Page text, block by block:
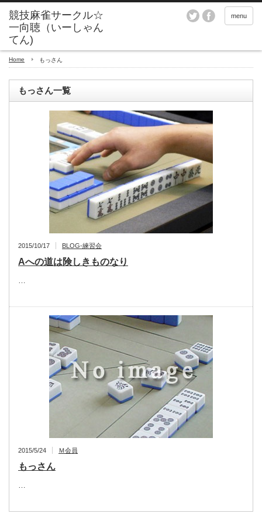
menu
Home もっさん
もっさん一覧
2015/10/17 BLOG-練習会
Aへの道は険しきものなり
…
2015/5/24 Ｍ会員
もっさん
…